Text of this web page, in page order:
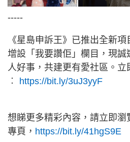
-----
《星島申訴王》已推出全新
增設「我要讚佢」欄目，現
人好事，共建更有愛社區。立
︰
https://bit.ly/3uJ3yyF
想睇更多精彩內容，請立即瀏
專頁， https://bit.ly/41hgS9E